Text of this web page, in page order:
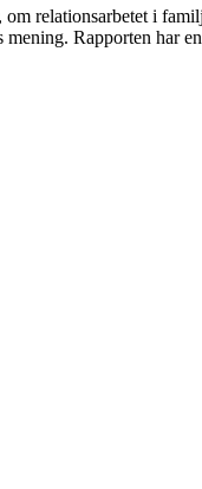
relationsarbetet i
mening. Rapporten har